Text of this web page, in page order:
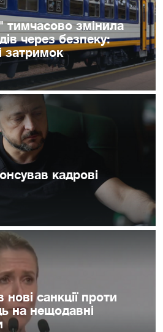
тимчасово змінила
через безпеку:
затримок
кадрові
санкції проти
на нещодавні